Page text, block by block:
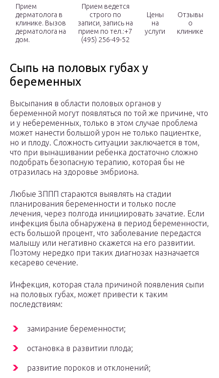
Прием
дерматолога в
клинике. Вызов
дерматолога на
дом.
Прием ведется
строго по
записи, запись на
прием по тел.:+7
(495) 256-49-52
Цены
на
услуги
Отзывы
о
клинике
Сыпь на половых губах у
беременных
Высыпания в области половых органов у
беременной могут появляться по той же причине, что
и у небеременных, только в этом случае проблема
может нанести большой урон не только пациентке,
но и плоду. Сложность ситуации заключается в том,
что при вынашивании ребенка достаточно сложно
подобрать безопасную терапию, которая бы не
отразилась на здоровье эмбриона.
Любые ЗППП стараются выявлять на стадии
планирования беременности и только после
лечения, через полгода инициировать зачатие. Если
инфекция была обнаружена в период беременности,
есть большой процент, что заболевание передастся
малышу или негативно скажется на его развитии.
Поэтому нередко при таких диагнозах назначается
кесарево сечение.
Инфекция, которая стала причиной появления сыпи
на половых губах, может привести к таким
последствиям:
замирание беременности;
остановка в развитии плода;
развитие пороков и отклонений;